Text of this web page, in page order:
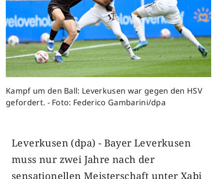
Kampf um den Ball: Leverkusen war gegen den HSV
gefordert. - Foto: Federico Gambarini/dpa
Leverkusen (dpa) - Bayer Leverkusen
muss nur zwei Jahre nach der
sensationellen Meisterschaft unter Xabi